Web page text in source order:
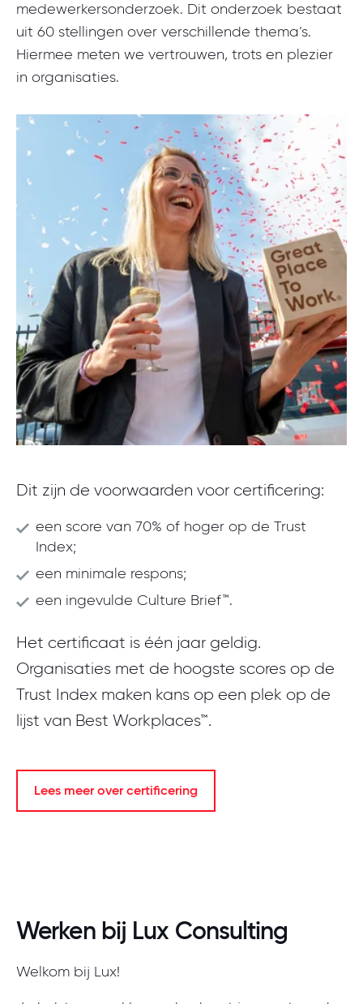
medewerkersonderzoek. Dit onderzoek bestaat
uit 60 stellingen over verschillende thema’s.
Hiermee meten we vertrouwen, trots en plezier
in organisaties.
Dit zijn de voorwaarden voor certificering:
een score van 70% of hoger op de Trust
Index;
een minimale respons;
een ingevulde Culture Brief™.
Het certificaat is één jaar geldig.
Organisaties met de hoogste scores op de
Trust Index maken kans op een plek op de
lijst van Best Workplaces™.
Lees meer over certificering
Werken bij Lux Consulting
Welkom bij Lux!